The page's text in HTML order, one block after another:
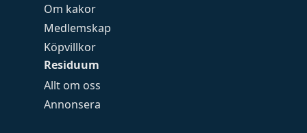
Om kakor
Medlemskap
Köpvillkor
Residuum
Allt om oss
Annonsera